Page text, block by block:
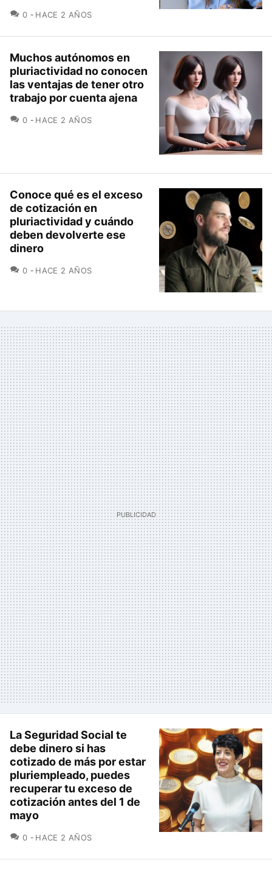
0 COMENTARIOS
HACE 2 AÑOS
Muchos autónomos en
pluriactividad no conocen
las ventajas de tener otro
trabajo por cuenta ajena
0 COMENTARIOS
HACE 2 AÑOS
Conoce qué es el exceso
de cotización en
pluriactividad y cuándo
deben devolverte ese
dinero
0 COMENTARIOS
HACE 2 AÑOS
La Seguridad Social te
debe dinero si has
cotizado de más por estar
pluriempleado, puedes
recuperar tu exceso de
cotización antes del 1 de
mayo
0 COMENTARIOS
HACE 2 AÑOS